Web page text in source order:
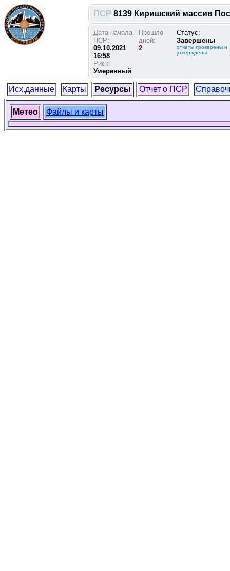
ПСР 8139 Киришский массив
Дата начала
ПСР:
09.10.2021
16:58
Риск:
Умеренный
Прошло
дней:
2
Статус:
Завершены
отчеты проверены и
утверждены
Исх.данные Карты Ресурсы Отчет о ПСР
Метео Файлы и карты